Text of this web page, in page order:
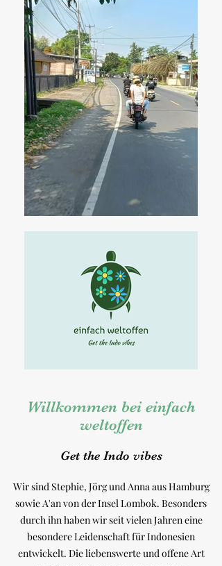
Willkommen bei einfach
weltoffen
Get the Indo vibes
Wir sind Stephie, Jörg und Anna aus Hamburg
sowie A'an von der Insel Lombok. Besonders
durch ihn haben wir seit vielen Jahren eine
besondere Leidenschaft für Indonesien
entwickelt. Die liebenswerte und offene Art